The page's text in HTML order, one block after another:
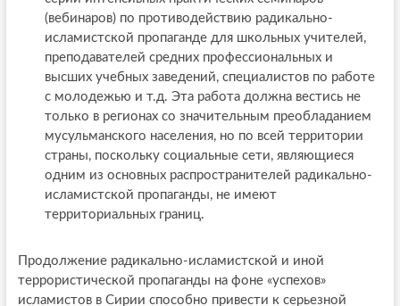
(вебинаров) по противодействию радикально-
исламистской пропаганде для школьных учителей,
преподавателей средних профессиональных и
высших учебных заведений, специалистов по работе
с молодежью и т.д. Эта работа должна вестись не
только в регионах со значительным преобладанием
мусульманского населения, но по всей территории
страны, поскольку социальные сети, являющиеся
одним из основных распространителей радикально-
исламистской пропаганды, не имеют
территориальных границ.
Продолжение радикально-исламистской и иной
террористической пропаганды на фоне «успехов»
исламистов в Сирии способно привести к серьезной